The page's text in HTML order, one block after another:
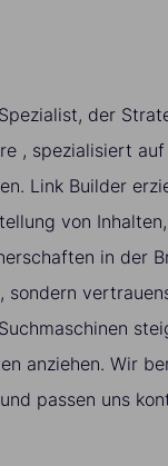
der
, spezialisiert
Link Builder
von
in der
sondern
anziehen. Wir
passen uns